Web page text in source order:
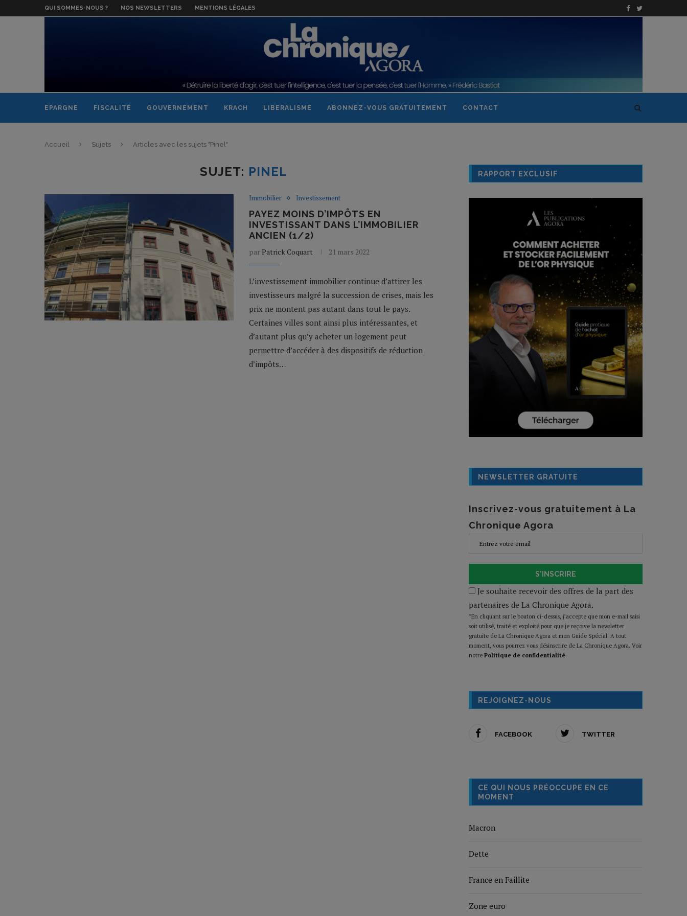
QUI SOMMES-NOUS ? NOS NEWSLETTERS MENTIONS LÉGALES
EPARGNE FISCALITÉ GOUVERNEMENT KRACH LIBERALISME ABONNEZ-VOUS GRATUITEMENT CONTACT
Accueil Sujets Articles avec les sujets "Pinel"
SUJET: PINEL
Immobilier Investissement
PAYEZ MOINS D’IMPÔTS EN
INVESTISSANT DANS L’IMMOBILIER
ANCIEN (1/2)
par Patrick Coquart 21 mars 2022
L’investissement immobilier continue d’attirer les
investisseurs malgré la succession de crises, mais les
prix ne montent pas autant dans tout le pays.
Certaines villes sont ainsi plus intéressantes, et
d’autant plus qu’y acheter un logement peut
permettre d’accéder à des dispositifs de réduction
d’impôts…
RAPPORT EXCLUSIF
NEWSLETTER GRATUITE
Inscrivez-vous gratuitement à La
Chronique Agora
S'INSCRIRE
Je souhaite recevoir des offres de la part des
partenaires de La Chronique Agora.
*En cliquant sur le bouton ci-dessus, j’accepte que mon e-mail saisi
soit utilisé, traité et exploité pour que je reçoive la newsletter
gratuite de La Chronique Agora et mon Guide Spécial. A tout
moment, vous pourrez vous désinscrire de La Chronique Agora. Voir
notre Politique de confidentialité.
REJOIGNEZ-NOUS
FACEBOOK TWITTER
CE QUI NOUS PRÉOCCUPE EN CE
MOMENT
Macron
Dette
France en Faillite
Zone euro